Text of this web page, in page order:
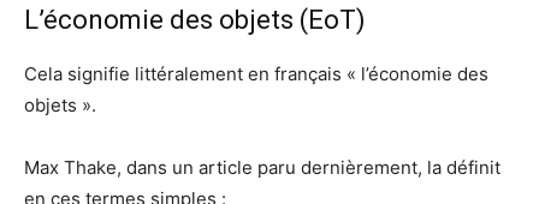
L’économie des objets (EoT)
Cela signifie littéralement en français « l’économie des
objets ».
Max Thake, dans un article paru dernièrement, la définit
en ces termes simples :